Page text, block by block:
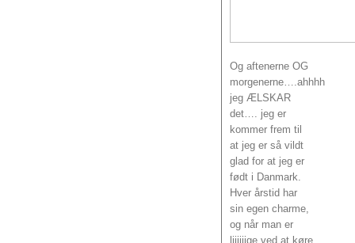
Og aftenerne OG
morgenerne….ahhhh
jeg ÆLSKAR
det…. jeg er
kommer frem til
at jeg er så vildt
glad for at jeg er
født i Danmark.
Hver årstid har
sin egen charme,
og når man er
liiiiiige ved at køre